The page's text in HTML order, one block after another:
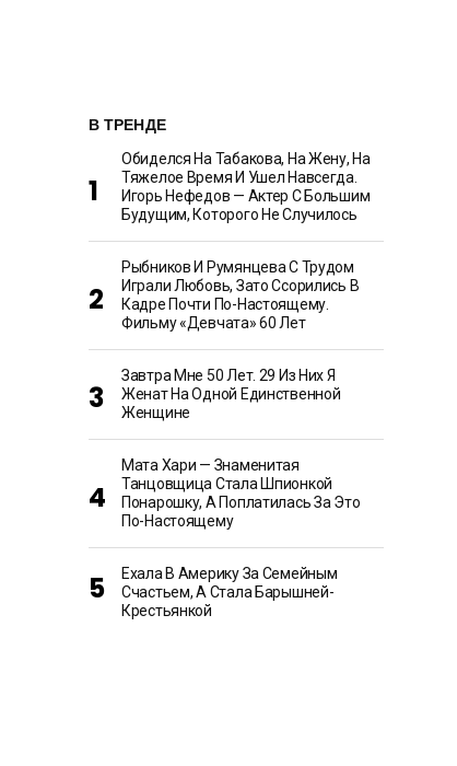
В ТРЕНДЕ
Обиделся На Табакова, На Жену, На
Тяжелое Время И Ушел Навсегда.
Игорь Нефедов — Актер С Большим
Будущим, Которого Не Случилось
Рыбников И Румянцева С Трудом
Играли Любовь, Зато Ссорились В
Кадре Почти По-Настоящему.
Фильму «Девчата» 60 Лет
Завтра Мне 50 Лет. 29 Из Них Я
Женат На Одной Единственной
Женщине
Мата Хари — Знаменитая
Танцовщица Стала Шпионкой
Понарошку, А Поплатилась За Это
По-Настоящему
Ехала В Америку За Семейным
Счастьем, А Стала Барышней-
Крестьянкой